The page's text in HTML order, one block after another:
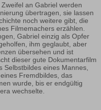
an Gabriel werden
übertragen, sie lassen
noch weitere gibt, die
Filmemachers erzählen.
Gabriel einzig als Opfer
ihm geglaubt, aber
übersehen und ist
dieser gute Dokumentarfilm
eines Mannes,
Fremdbildes, das
wurde, bis er endgültig
wechselte.